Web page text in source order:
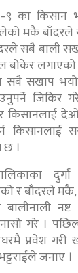
का किसान
मकै बाँदरले
सबै बाली
बोकेर
सबै सखाप भयो
जिकिर
किसानलाई
किसानलाई
छ ।
र बाँदरले
नष्ट
गरे ।
प्रवेश गरी
जनाए ।